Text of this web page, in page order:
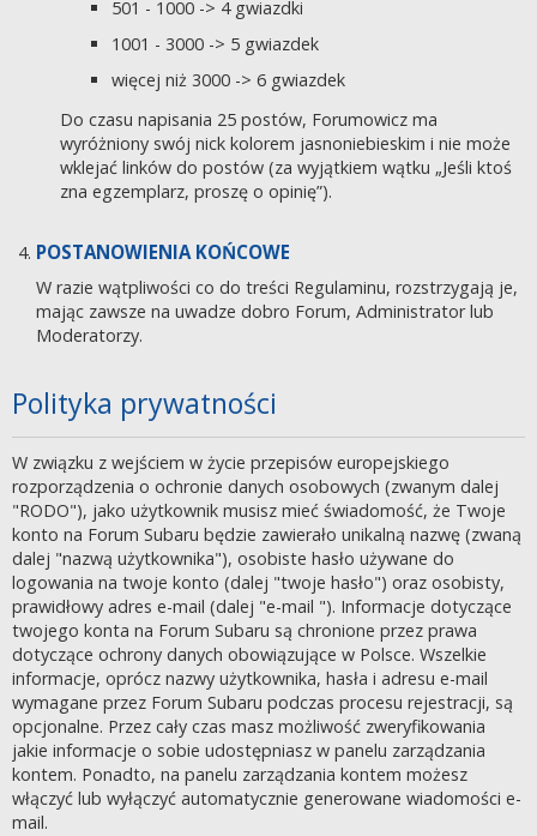
501 - 1000 -> 4 gwiazdki
1001 - 3000 -> 5 gwiazdek
więcej niż 3000 -> 6 gwiazdek
Do czasu napisania 25 postów, Forumowicz ma
wyróżniony swój nick kolorem jasnoniebieskim i nie może
wklejać linków do postów (za wyjątkiem wątku „Jeśli ktoś
zna egzemplarz, proszę o opinię”).
POSTANOWIENIA KOŃCOWE
W razie wątpliwości co do treści Regulaminu, rozstrzygają je,
mając zawsze na uwadze dobro Forum, Administrator lub
Moderatorzy.
Polityka prywatności
W związku z wejściem w życie przepisów europejskiego
rozporządzenia o ochronie danych osobowych (zwanym dalej
"RODO"), jako użytkownik musisz mieć świadomość, że Twoje
konto na Forum Subaru będzie zawierało unikalną nazwę (zwaną
dalej "nazwą użytkownika"), osobiste hasło używane do
logowania na twoje konto (dalej "twoje hasło") oraz osobisty,
prawidłowy adres e-mail (dalej "e-mail "). Informacje dotyczące
twojego konta na Forum Subaru są chronione przez prawa
dotyczące ochrony danych obowiązujące w Polsce. Wszelkie
informacje, oprócz nazwy użytkownika, hasła i adresu e-mail
wymagane przez Forum Subaru podczas procesu rejestracji, są
opcjonalne. Przez cały czas masz możliwość zweryfikowania
jakie informacje o sobie udostępniasz w panelu zarządzania
kontem. Ponadto, na panelu zarządzania kontem możesz
włączyć lub wyłączyć automatycznie generowane wiadomości e-
mail.